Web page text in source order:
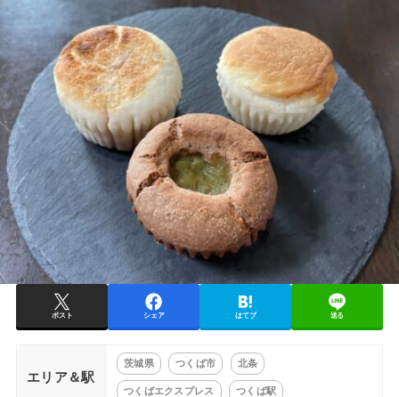
ポスト シェア はてブ 送る
エリア＆駅
茨城県 つくば市 北条
つくばエクスプレス つくば駅